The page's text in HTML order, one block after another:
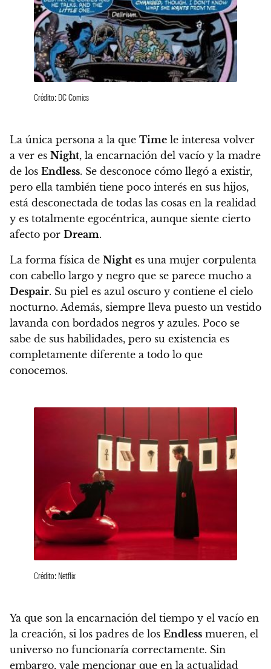
Crédito: DC Comics
La única persona a la que Time le interesa volver
a ver es Night, la encarnación del vacío y la madre
de los Endless. Se desconoce cómo llegó a existir,
pero ella también tiene poco interés en sus hijos,
está desconectada de todas las cosas en la realidad
y es totalmente egocéntrica, aunque siente cierto
afecto por Dream.
La forma física de Night es una mujer corpulenta
con cabello largo y negro que se parece mucho a
Despair. Su piel es azul oscuro y contiene el cielo
nocturno. Además, siempre lleva puesto un vestido
lavanda con bordados negros y azules. Poco se
sabe de sus habilidades, pero su existencia es
completamente diferente a todo lo que
conocemos.
Crédito: Netflix
Ya que son la encarnación del tiempo y el vacío en
la creación, si los padres de los Endless mueren, el
universo no funcionaría correctamente. Sin
embargo, vale mencionar que en la actualidad